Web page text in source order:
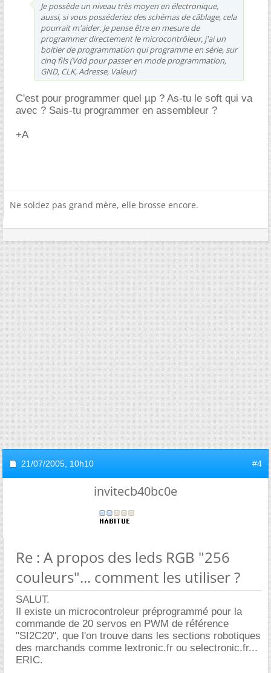
Je possède un niveau très moyen en électronique,
aussi, si vous posséderiez des schémas de câblage, cela
pourrait m'aider. Je pense être en mesure de
programmer directement le microcontrôleur, j'ai un
boitier de programmation qui programme en série, sur
cinq fils (Vdd pour passer en mode programmation,
GND, CLK, Adresse, Valeur)
C'est pour programmer quel µp ? As-tu le soft qui va
avec ? Sais-tu programmer en assembleur ?
+A
Ne soldez pas grand mère, elle brosse encore.
21/07/2005, 10h10 #4
invitecb40bc0e
Re : A propos des leds RGB "256
couleurs"... comment les utiliser ?
SALUT.
Il existe un microcontroleur préprogrammé pour la
commande de 20 servos en PWM de référence
"SI2C20", que l'on trouve dans les sections robotiques
des marchands comme lextronic.fr ou selectronic.fr...
ERIC.